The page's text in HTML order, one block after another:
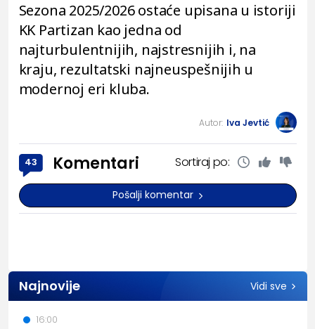
Sezona 2025/2026 ostaće upisana u istoriji
KK Partizan kao jedna od
najturbulentnijih, najstresnijih i, na
kraju, rezultatski najneuspešnijih u
modernoj eri kluba.
Autor: Iva Jevtić
43 Komentari Sortiraj po:
Pošalji komentar
Najnovije Vidi sve
16:00